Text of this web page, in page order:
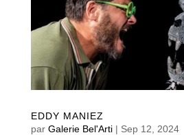
EDDY MANIEZ
par Galerie Bel'Arti| Sep 12, 2024